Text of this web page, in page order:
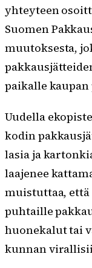
yhteyteen
Suomen
muutoksesta,
paikalle
Uudella
kodin
lasia ja
laajenee
muistuttaa,
puhtaille
huonekalut tai
kunnan